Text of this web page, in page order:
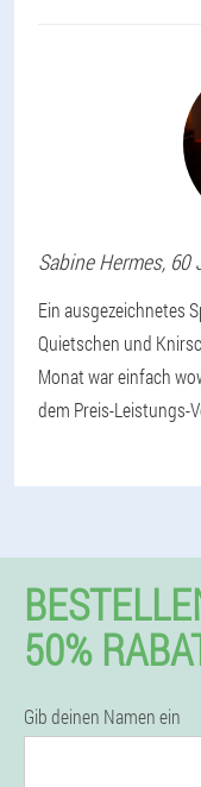
Sabine Hermes, 60
Ein ausgezeichnetes
Quietschen und
Monat war einfach
dem Preis-Leistungs-
50%
Gib deinen Namen ein